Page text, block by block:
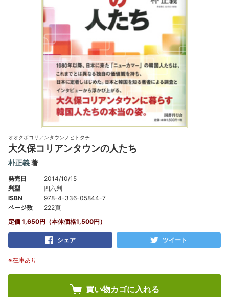
オオクボコリアンタウンノヒトタチ
大久保コリアンタウンの人たち
朴正義著
発売日
2014/10/15
判型
四六判
ISBN
978-4-336-05844-7
ページ数
222頁
定価 1,650円（本体価格1,500円）
シェア ツイート
※在庫あり